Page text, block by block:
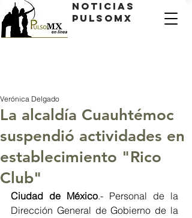
Noticias
PulsoMX
La alcaldía Cuauhtémoc
suspendió actividades en
establecimiento "Rico
Club"
Verónica Delgado
Ciudad de México.- Personal de la
Dirección General de Gobierno de la